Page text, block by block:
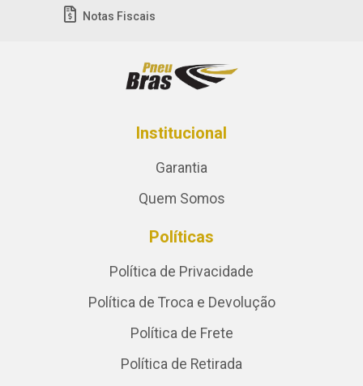
Notas Fiscais
Institucional
Garantia
Quem Somos
Políticas
Política de Privacidade
Política de Troca e Devolução
Política de Frete
Política de Retirada